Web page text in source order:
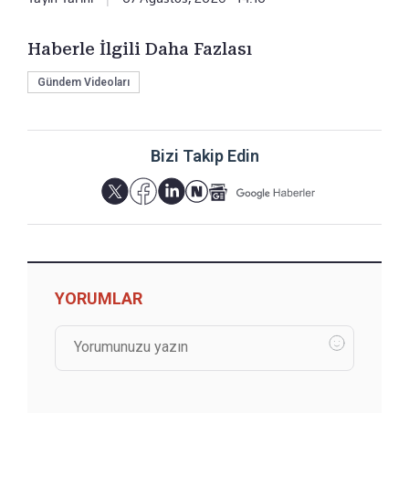
Haberle İlgili Daha Fazlası
Gündem Videoları
Bizi Takip Edin
YORUMLAR